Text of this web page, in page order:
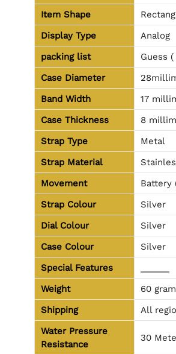
Item Shape
Display Type
Analog
packing list
Guess
Case Diameter
Band Width
17
Case Thickness
8
Strap Type
Metal
Strap Material
Movement
Battery
Strap Colour
Silver
Dial Colour
Silver
Case Colour
Silver
Special Features
Weight
60
Shipping
All
Water Pressure
Resistance
30